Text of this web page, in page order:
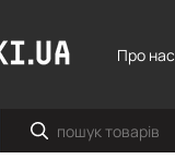
Про нас